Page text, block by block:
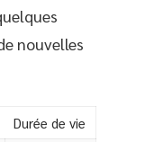
nouvelles
Durée de vie